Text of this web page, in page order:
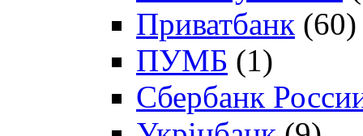
Приватбанк (60)
ПУМБ (1)
Сбербанк